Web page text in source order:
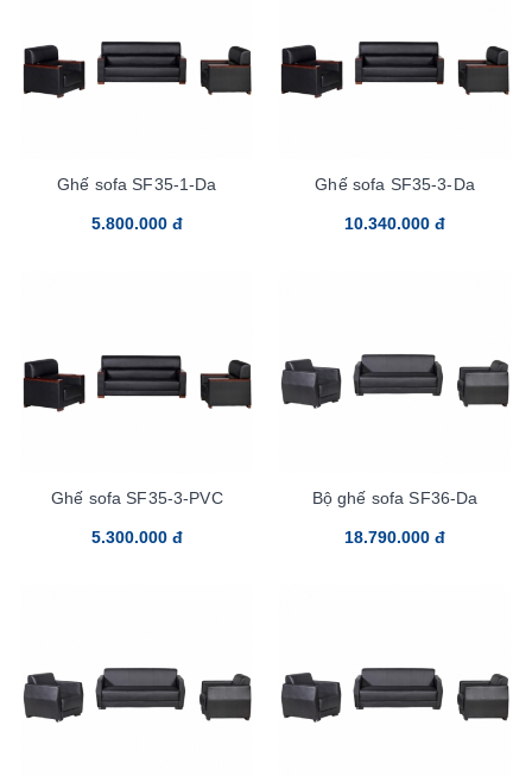
Ghế sofa SF35-1-Da
5.800.000 đ
Ghế sofa SF35-3-Da
10.340.000 đ
Ghế sofa SF35-3-PVC
5.300.000 đ
Bộ ghế sofa SF36-Da
18.790.000 đ